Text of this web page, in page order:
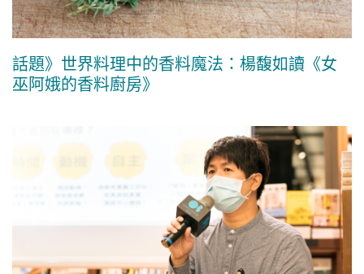
話題》世界料理中的香料魔法：楊馥如讀《女
巫阿娥的香料廚房》